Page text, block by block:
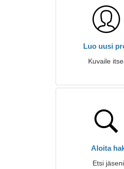
Luo uusi
Kuvaile
Aloita
Etsi